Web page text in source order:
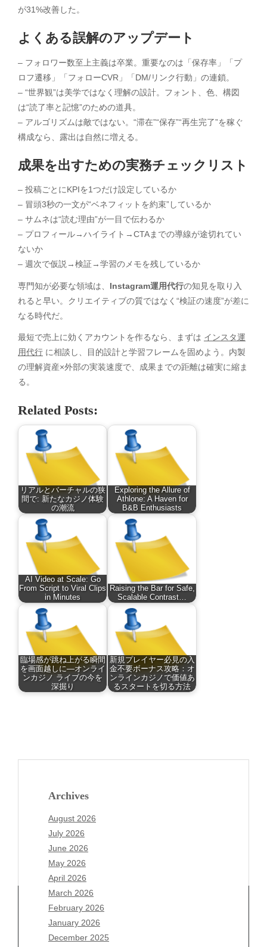
が31%改善した。
よくある誤解のアップデート
– フォロワー数至上主義は卒業。重要なのは「保存率」「プ
ロフ遷移」「フォローCVR」「DM/リンク行動」の連鎖。
– “世界観”は美学ではなく理解の設計。フォント、色、構図
は“読了率と記憶”のための道具。
– アルゴリズムは敵ではない。“滞在”“保存”“再生完了”を稼ぐ
構成なら、露出は自然に増える。
成果を出すための実務チェックリスト
– 投稿ごとにKPIを1つだけ設定しているか
– 冒頭3秒の一文が“ベネフィットを約束”しているか
– サムネは“読む理由”が一目で伝わるか
– プロフィール→ハイライト→CTAまでの導線が途切れてい
ないか
– 週次で仮説→検証→学習のメモを残しているか
専門知が必要な領域は、 Instagram運用代行の知見を取り入
れると早い。クリエイティブの質ではなく“検証の速度”が差に
なる時代だ。
最短で売上に効くアカウントを作るなら、まずは インスタ運
用代行 に相談し、目的設計と学習フレームを固めよう。内製
の理解資産×外部の実装速度で、成果までの距離は確実に縮ま
る。
Related Posts:
リアルとバーチャルの狭
間で: 新たなカジノ体験
の潮流
Exploring the Allure of
Athlone: A Haven for
B&B Enthusiasts
AI Video at Scale: Go
From Script to Viral Clips
in Minutes
Raising the Bar for Safe,
Scalable Contrast…
臨場感が跳ね上がる瞬間
を画面越しに—オンライ
ンカジノ ライブの今を
深掘り
新規プレイヤー必見の入
金不要ボーナス攻略：オ
ンラインカジノで価値あ
るスタートを切る方法
Archives
August 2026
July 2026
June 2026
May 2026
April 2026
March 2026
February 2026
January 2026
December 2025
Archives